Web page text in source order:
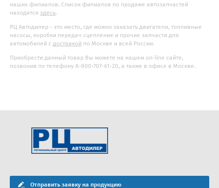
наших филиалов. Список филиалов по продаже автозапчастей
находятся здесь.
РЦ Автодилер - это место, где можно заказать двигатели, топливные
насосы, коробки передач сцепление и прочие запчасти для
автомобилей с доставкой по Москве и всей России.
Приобрести данный товар Вы можете на нашем on-line сайте,
позвонив по телефону 8-800-707-61-20, а также в офисе в Москве.
Отправить заявку на продукцию